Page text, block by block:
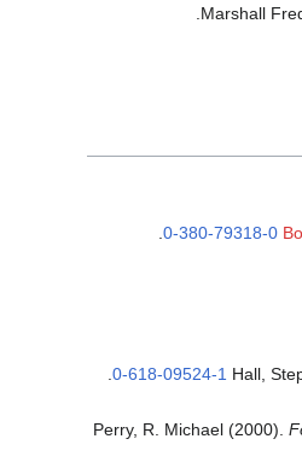
Marshall
0-380-79318-0
Hall,
0-618-09524-1
Perry, R. Michael (2000).